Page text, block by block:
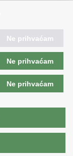
Ne prihvaćam
Ne prihvaćam
Ne prihvaćam